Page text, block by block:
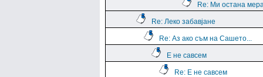
Re: Ми остана
Re: Леко забавјане
Re: Аз ако съм на Сашето...
Е не савсем
Re: Е не савсем